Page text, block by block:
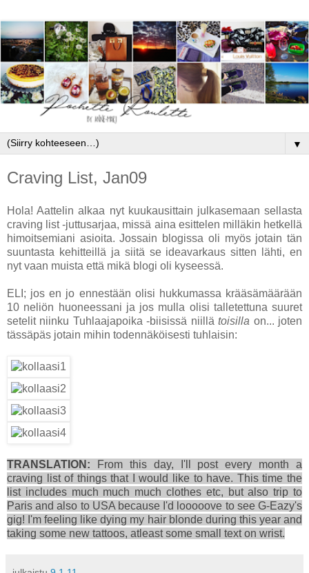
▼
Craving List, Jan09
Hola! Aattelin alkaa nyt kuukausittain julkasemaan sellasta
craving list -juttusarjaa, missä aina esittelen milläkin hetkellä
himoitsemiani asioita. Jossain blogissa oli myös jotain tän
suuntasta kehitteillä ja siitä se ideavarkaus sitten lähti, en
nyt vaan muista että mikä blogi oli kyseessä.
ELI; jos en jo ennestään olisi hukkumassa krääsämäärään
10 neliön huoneessani ja jos mulla olisi talletettuna suuret
setelit niinku Tuhlaajapoika -biisissä niillätoisilla on... joten
tässäpäs jotain mihin todennäköisesti tuhlaisin:
TRANSLATION: From this day, I'll post every month a
craving list of things that I would like to have. This time the
list includes much much much clothes etc, but also trip to
Paris and also to USA because I'd looooove to see G-Eazy's
gig! I'm feeling like dying my hair blonde during this year and
taking some new tattoos, atleast some small text on wrist.